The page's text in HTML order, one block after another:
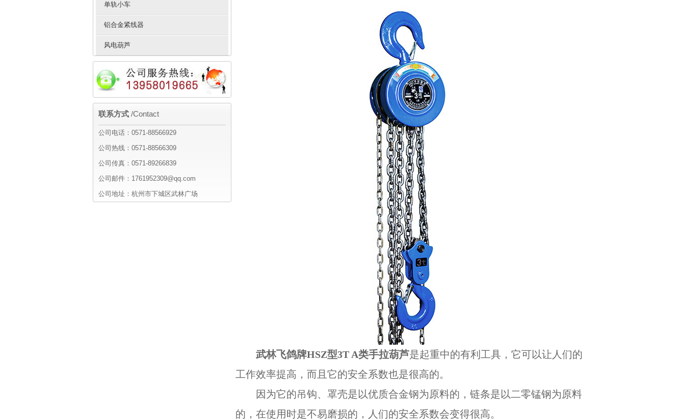
武林飞鸽牌HSZ型3T A类手拉葫芦是起重中的有利工具，它可以让人们的
工作效率提高，而且它的安全系数也是很高的。
因为它的吊钩、罩壳是以优质合金钢为原料的，链条是以二零锰钢为原料
的，在使用时是不易磨损的，人们的安全系数会变得很高。
单轨小车
铝合金紧线器
风电葫芦
联系方式 /Contact
公司电话：0571-88566929
公司热线：0571-88566309
公司传真：0571-89266839
公司邮件：1761952309@qq.com
公司地址：杭州市下城区武林广场